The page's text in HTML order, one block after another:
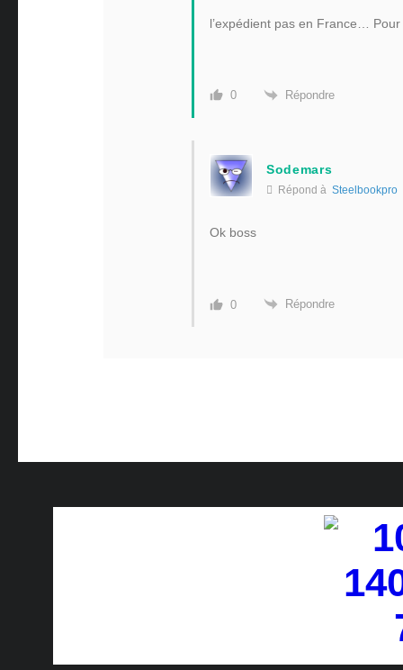
l’expédient pas en France…
0 Répondre
Sodemars
Répond à Steelbookpro
Ok boss
0 Répondre